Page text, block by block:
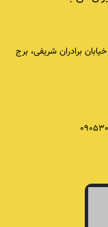
برادران شریفی، برج